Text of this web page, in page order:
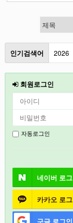
인기검색어
2026
인천
철원
강릉
충북
회원로그인
자동로그인
네이버 로
카카오 로
구글 로그인